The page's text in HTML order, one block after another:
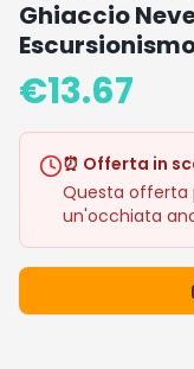
Ghiaccio
€13.67
⏰ Offerta in
Questa offerta
un'occhiata